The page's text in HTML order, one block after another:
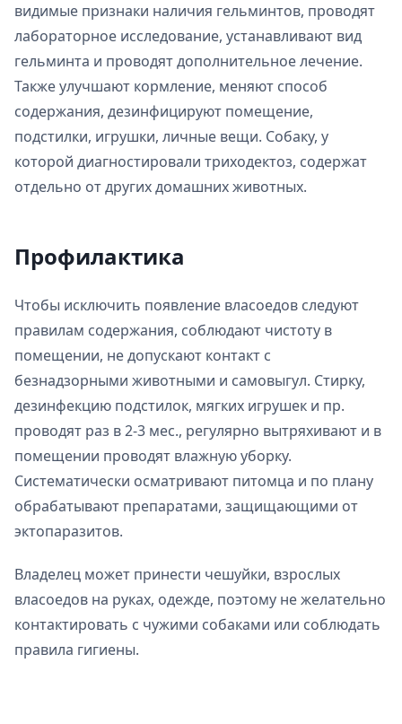
видимые признаки наличия гельминтов, проводят
лабораторное исследование, устанавливают вид
гельминта и проводят дополнительное лечение.
Также улучшают кормление, меняют способ
содержания, дезинфицируют помещение,
подстилки, игрушки, личные вещи. Собаку, у
которой диагностировали триходектоз, содержат
отдельно от других домашних животных.
Профилактика
Чтобы исключить появление власоедов следуют
правилам содержания, соблюдают чистоту в
помещении, не допускают контакт с
безнадзорными животными и самовыгул. Стирку,
дезинфекцию подстилок, мягких игрушек и пр.
проводят раз в 2-3 мес., регулярно вытряхивают и в
помещении проводят влажную уборку.
Систематически осматривают питомца и по плану
обрабатывают препаратами, защищающими от
эктопаразитов.
Владелец может принести чешуйки, взрослых
власоедов на руках, одежде, поэтому не желательно
контактировать с чужими собаками или соблюдать
правила гигиены.